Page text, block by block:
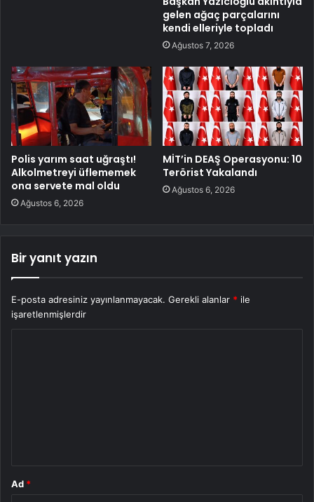
gelen ağaç parçalarını
kendi elleriyle topladı
Ağustos 7, 2026
Polis yarım saat uğraştı!
Alkolmetreyi üflememek
ona servete mal oldu
Ağustos 6, 2026
MİT’in DEAŞ Operasyonu: 10
Terörist Yakalandı
Ağustos 6, 2026
Bir yanıt yazın
E-posta adresiniz yayınlanmayacak. Gerekli alanlar * ile
işaretlenmişlerdir
Ad *